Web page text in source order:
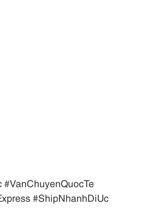
#ShipNhanhDiUc